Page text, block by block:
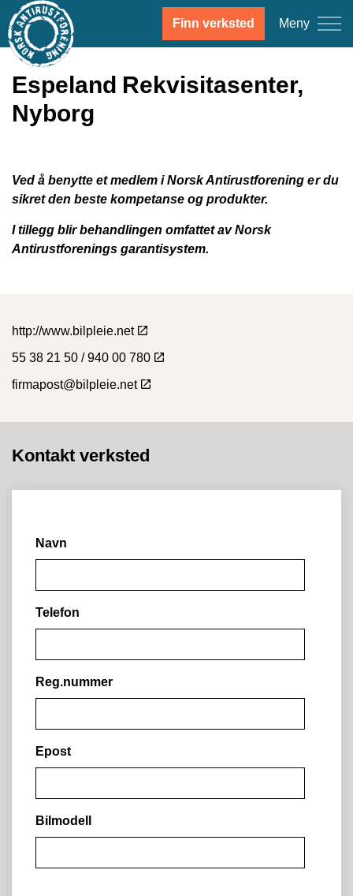
Finn verksted Meny
Espeland Rekvisitasenter,
Nyborg
Ved å benytte et medlem i Norsk Antirustforening er du
sikret den beste kompetanse og produkter.
I tillegg blir behandlingen omfattet av Norsk
Antirustforenings garantisystem.
http://www.bilpleie.net
55 38 21 50 / 940 00 780
firmapost@bilpleie.net
Kontakt verksted
Navn
Telefon
Reg.nummer
Epost
Bilmodell